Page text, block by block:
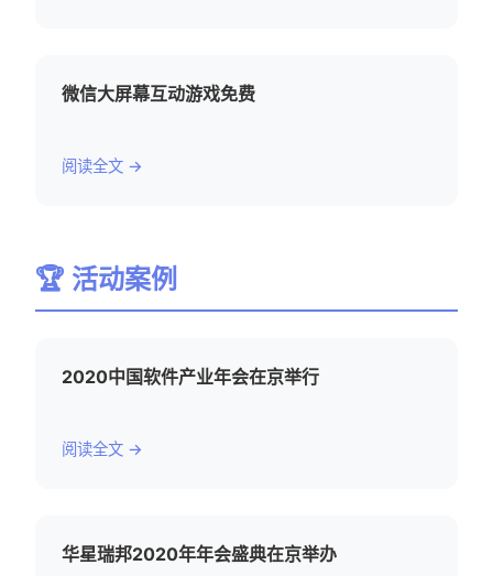
微信大屏幕互动游戏免费
阅读全文 →
🏆 活动案例
2020中国软件产业年会在京举行
阅读全文 →
华星瑞邦2020年年会盛典在京举办